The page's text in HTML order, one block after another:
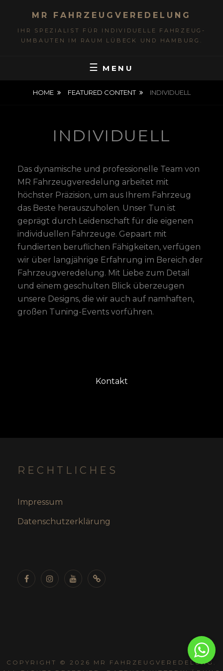
MR FAHRZEUGVEREDELUNG
IHR SPEZIALIST FÜR INDIVIDUELLE FAHRZEUG-
UMBAUTEN IM RAUM LÜBECK UND HAMBURG.
MENU
HOME FEATURED CONTENT INDIVIDUELL
INDIVIDUELL
Das dynamische und professionelle Team von
MR Fahrzeugveredelung arbeitet mit
höchster Präzision, um aus Ihrem Fahrzeug
das Beste herauszuholen. Unser Tun ist
geprägt durch Leidenschaft für die eigenen
individuellen Fahrzeuge. Gepaart mit
fundierten beruflichen Fähigkeiten, verfügen
wir über langjährige Erfahrung im Bereich der
Fahrzeugveredelung. Mit Liebe zum Detail
und einem geschulten Blick überzeugen
unsere Designs, die wir auch auf namhaften,
großen Tuning-Events vorführen.
Kontakt
RECHTLICHES
Impressum
Datenschutzerklärung
COPYRIGHT © 2026 MR FAHRZEUGVEREDELUNG .